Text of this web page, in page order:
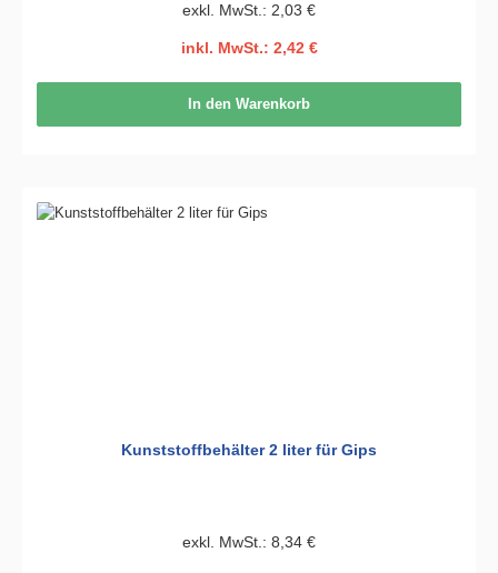
exkl. MwSt.: 2,03 €
inkl. MwSt.: 2,42 €
In den Warenkorb
Kunststoffbehälter 2 liter für Gips
exkl. MwSt.: 8,34 €